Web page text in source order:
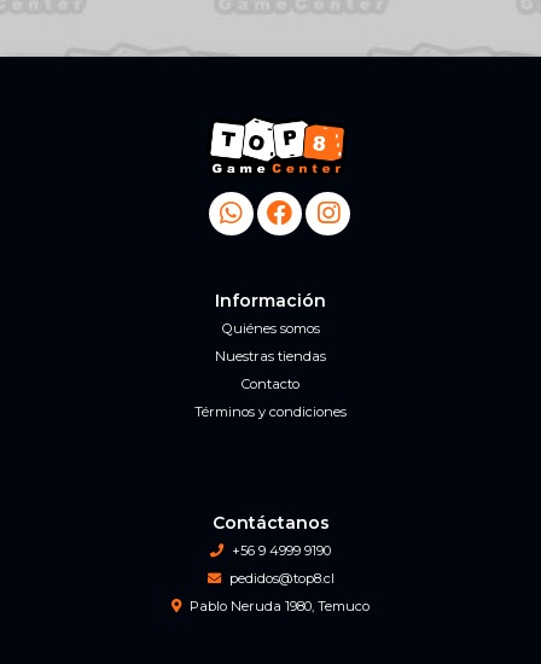
Información
Quiénes somos
Nuestras tiendas
Contacto
Términos y condiciones
Contáctanos
+56 9 4999 9190
pedidos@top8.cl
Pablo Neruda 1980, Temuco